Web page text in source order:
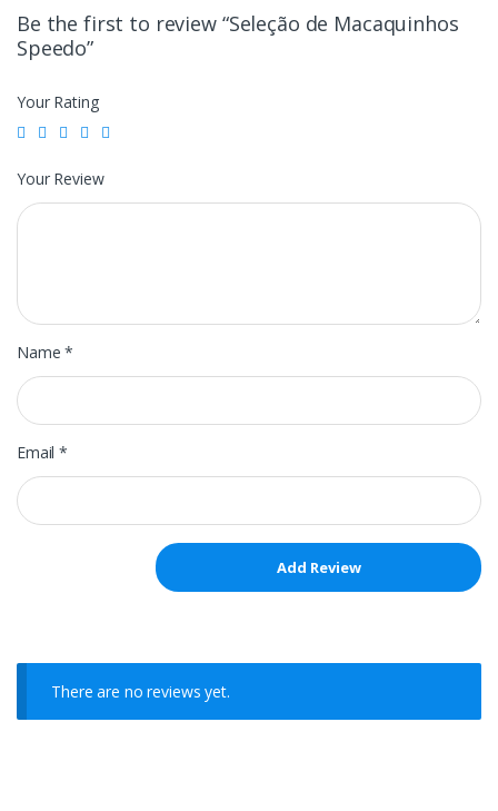
Be the first to review “Seleção de Macaquinhos
Speedo”
Your Rating
Your Review
Name*
Email*
There are no reviews yet.